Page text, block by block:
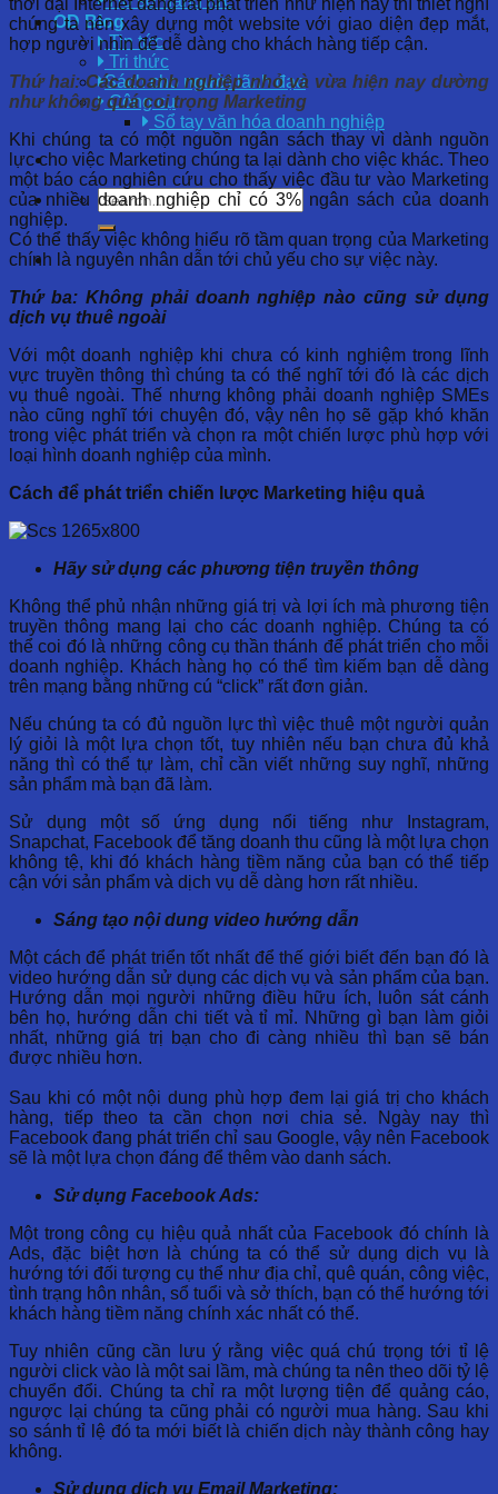
OD Blog
Tin tức
Tri thức
Sách cho người lãnh đạo
Công cụ
Sổ tay văn hóa doanh nghiệp
thời đại Internet đang rất phát triển như hiện nay thì thiết nghĩ
chúng ta nên xây dựng một website với giao diện đẹp mắt,
hợp người nhìn để dễ dàng cho khách hàng tiếp cận.
Thứ hai: Các doanh nghiệp nhỏ và vừa hiện nay dường
như không quá coi trọng Marketing
Khi chúng ta có một nguồn ngân sách thay vì dành nguồn
lực cho việc Marketing chúng ta lại dành cho việc khác. Theo
một báo cáo nghiên cứu cho thấy việc đầu tư vào Marketing
của nhiều doanh nghiệp chỉ có 3% ngân sách của doanh
nghiệp.
Có thể thấy việc không hiểu rõ tầm quan trọng của Marketing
chính là nguyên nhân dẫn tới chủ yếu cho sự việc này.
Thứ ba: Không phải doanh nghiệp nào cũng sử dụng
dịch vụ thuê ngoài
Với một doanh nghiệp khi chưa có kinh nghiệm trong lĩnh
vực truyền thông thì chúng ta có thể nghĩ tới đó là các dịch
vụ thuê ngoài. Thế nhưng không phải doanh nghiệp SMEs
nào cũng nghĩ tới chuyện đó, vậy nên họ sẽ gặp khó khăn
trong việc phát triển và chọn ra một chiến lược phù hợp với
loại hình doanh nghiệp của mình.
Cách để phát triển chiến lược Marketing hiệu quả
Hãy sử dụng các phương tiện truyền thông
Không thể phủ nhận những giá trị và lợi ích mà phương tiện
truyền thông mang lại cho các doanh nghiệp. Chúng ta có
thể coi đó là những công cụ thần thánh để phát triển cho mỗi
doanh nghiệp. Khách hàng họ có thể tìm kiếm bạn dễ dàng
trên mạng bằng những cú “click” rất đơn giản.
Nếu chúng ta có đủ nguồn lực thì việc thuê một người quản
lý giỏi là một lựa chọn tốt, tuy nhiên nếu bạn chưa đủ khả
năng thì có thể tự làm, chỉ cần viết những suy nghĩ, những
sản phẩm mà bạn đã làm.
Sử dụng một số ứng dụng nổi tiếng như Instagram,
Snapchat, Facebook để tăng doanh thu cũng là một lựa chọn
không tệ, khi đó khách hàng tiềm năng của bạn có thể tiếp
cận với sản phẩm và dịch vụ dễ dàng hơn rất nhiều.
Sáng tạo nội dung video hướng dẫn
Một cách để phát triển tốt nhất để thế giới biết đến bạn đó là
video hướng dẫn sử dụng các dịch vụ và sản phẩm của bạn.
Hướng dẫn mọi người những điều hữu ích, luôn sát cánh
bên họ, hướng dẫn chi tiết và tỉ mỉ. Những gì bạn làm giỏi
nhất, những giá trị bạn cho đi càng nhiều thì bạn sẽ bán
được nhiều hơn.
Sau khi có một nội dung phù hợp đem lại giá trị cho khách
hàng, tiếp theo ta cần chọn nơi chia sẻ. Ngày nay thì
Facebook đang phát triển chỉ sau Google, vậy nên Facebook
sẽ là một lựa chọn đáng để thêm vào danh sách.
Sử dụng Facebook Ads:
Một trong công cụ hiệu quả nhất của Facebook đó chính là
Ads, đặc biệt hơn là chúng ta có thể sử dụng dịch vụ là
hướng tới đối tượng cụ thể như địa chỉ, quê quán, công việc,
tình trạng hôn nhân, sổ tuổi và sở thích, bạn có thể hướng tới
khách hàng tiềm năng chính xác nhất có thể.
Tuy nhiên cũng cần lưu ý rằng việc quá chú trọng tới tỉ lệ
người click vào là một sai lầm, mà chúng ta nên theo dõi tỷ lệ
chuyển đổi. Chúng ta chỉ ra một lượng tiện để quảng cáo,
ngược lại chúng ta cũng phải có người mua hàng. Sau khi
so sánh tỉ lệ đó ta mới biết là chiến dịch này thành công hay
không.
Sử dụng dịch vụ Email Marketing: